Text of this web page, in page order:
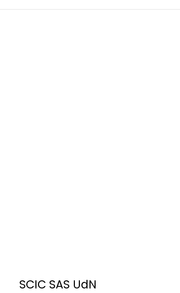
SCIC SAS UdN